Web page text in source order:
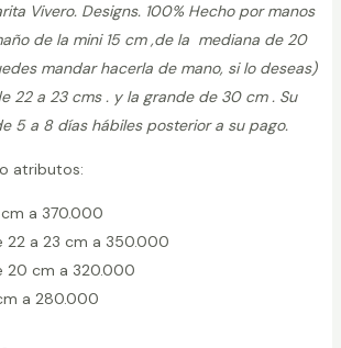
Vivero. Designs. 100% Hecho por manos
de la mini 15 cm ,de la mediana de 20
mandar hacerla de mano, si lo deseas)
22 a 23 cms . y la grande de 30 cm . Su
5 a 8 días hábiles posterior a su pago.
atributos:
a 370.000
22 a 23 cm a 350.000
20 cm a 320.000
a 280.000